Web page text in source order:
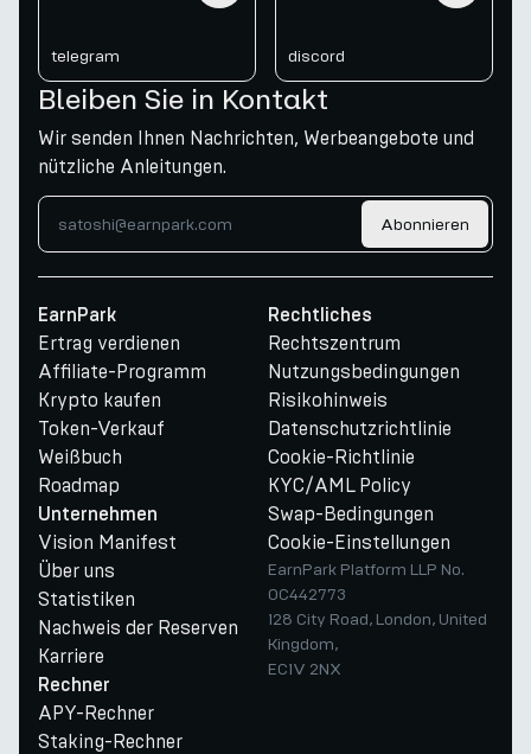
telegram discord
Bleiben Sie in Kontakt
Wir senden Ihnen Nachrichten, Werbeangebote und
nützliche Anleitungen.
Abonnieren
EarnPark
Ertrag verdienen
Affiliate-Programm
Krypto kaufen
Token-Verkauf
Weißbuch
Roadmap
Unternehmen
Vision Manifest
Über uns
Statistiken
Nachweis der Reserven
Karriere
Rechner
APY-Rechner
Staking-Rechner
Rechtliches
Rechtszentrum
Nutzungsbedingungen
Risikohinweis
Datenschutzrichtlinie
Cookie-Richtlinie
KYC/AML Policy
Swap-Bedingungen
Cookie-Einstellungen
EarnPark Platform LLP No.
OC442773
128 City Road, London, United
Kingdom,
EC1V 2NX